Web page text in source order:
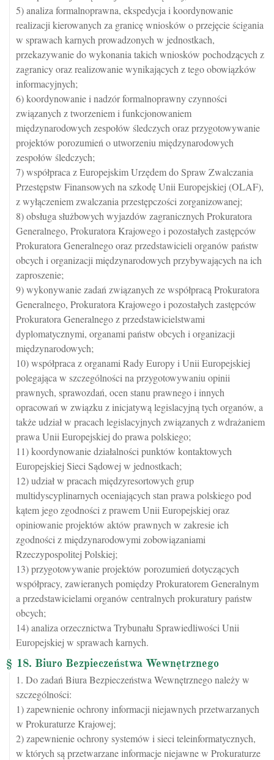
5) analiza formalnoprawna, ekspedycja i koordynowanie
realizacji kierowanych za granicę wniosków o przejęcie ścigania
w sprawach karnych prowadzonych w jednostkach,
przekazywanie do wykonania takich wniosków pochodzących z
zagranicy oraz realizowanie wynikających z tego obowiązków
informacyjnych;
6) koordynowanie i nadzór formalnoprawny czynności
związanych z tworzeniem i funkcjonowaniem
międzynarodowych zespołów śledczych oraz przygotowywanie
projektów porozumień o utworzeniu międzynarodowych
zespołów śledczych;
7) współpraca z Europejskim Urzędem do Spraw Zwalczania
Przestępstw Finansowych na szkodę Unii Europejskiej (OLAF),
z wyłączeniem zwalczania przestępczości zorganizowanej;
8) obsługa służbowych wyjazdów zagranicznych Prokuratora
Generalnego, Prokuratora Krajowego i pozostałych zastępców
Prokuratora Generalnego oraz przedstawicieli organów państw
obcych i organizacji międzynarodowych przybywających na ich
zaproszenie;
9) wykonywanie zadań związanych ze współpracą Prokuratora
Generalnego, Prokuratora Krajowego i pozostałych zastępców
Prokuratora Generalnego z przedstawicielstwami
dyplomatycznymi, organami państw obcych i organizacji
międzynarodowych;
10) współpraca z organami Rady Europy i Unii Europejskiej
polegająca w szczególności na przygotowywaniu opinii
prawnych, sprawozdań, ocen stanu prawnego i innych
opracowań w związku z inicjatywą legislacyjną tych organów, a
także udział w pracach legislacyjnych związanych z wdrażaniem
prawa Unii Europejskiej do prawa polskiego;
11) koordynowanie działalności punktów kontaktowych
Europejskiej Sieci Sądowej w jednostkach;
12) udział w pracach międzyresortowych grup
multidyscyplinarnych oceniających stan prawa polskiego pod
kątem jego zgodności z prawem Unii Europejskiej oraz
opiniowanie projektów aktów prawnych w zakresie ich
zgodności z międzynarodowymi zobowiązaniami
Rzeczypospolitej Polskiej;
13) przygotowywanie projektów porozumień dotyczących
współpracy, zawieranych pomiędzy Prokuratorem Generalnym
a przedstawicielami organów centralnych prokuratury państw
obcych;
14) analiza orzecznictwa Trybunału Sprawiedliwości Unii
Europejskiej w sprawach karnych.
§ 18. Biuro Bezpieczeństwa Wewnętrznego
1. Do zadań Biura Bezpieczeństwa Wewnętrznego należy w
szczególności:
1) zapewnienie ochrony informacji niejawnych przetwarzanych
w Prokuraturze Krajowej;
2) zapewnienie ochrony systemów i sieci teleinformatycznych,
w których są przetwarzane informacje niejawne w Prokuraturze